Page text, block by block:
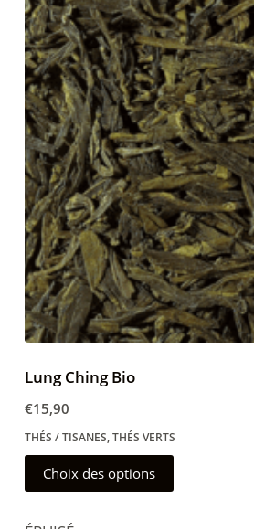
variations.
Les
options
peuvent
être
choisies
sur
la
page
du
produit
Lung Ching Bio
€15,90
THÉS / TISANES,THÉS VERTS
Choix des options
produit
a